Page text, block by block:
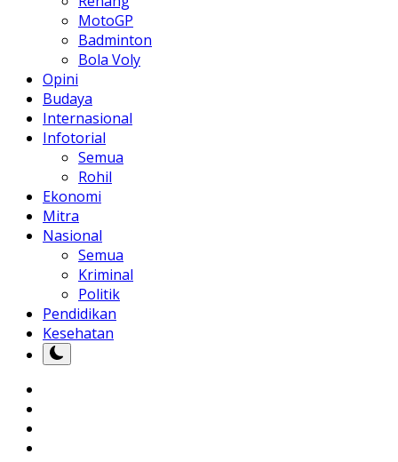
MotoGP
Badminton
Bola Voly
Opini
Budaya
Internasional
Infotorial
Semua
Rohil
Ekonomi
Mitra
Nasional
Semua
Kriminal
Politik
Pendidikan
Kesehatan